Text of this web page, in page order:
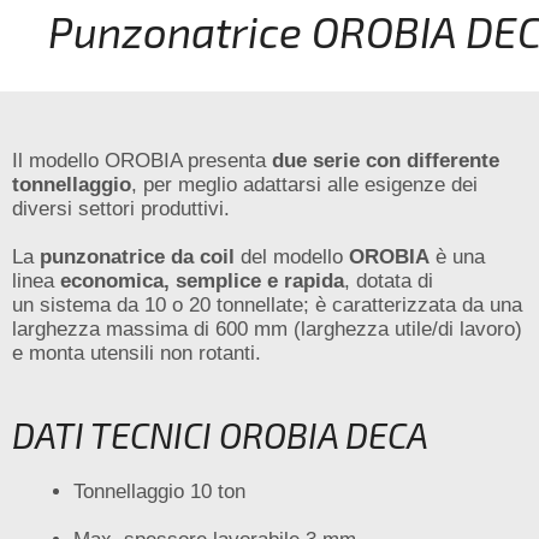
Punzonatrice OROBIA
Il modello OROBIA presenta due serie con differente
tonnellaggio, per meglio adattarsi alle esigenze dei
diversi settori produttivi.
Lapunzonatrice da coil del modello OROBIA è una
linea economica, semplice e rapida, dotata di
un sistema da 10 o 20 tonnellate; è caratterizzata da una
larghezza massima di 600 mm (larghezza utile/di lavoro)
e monta utensili non rotanti.
DATI TECNICI OROBIA DECA
Tonnellaggio 10 ton